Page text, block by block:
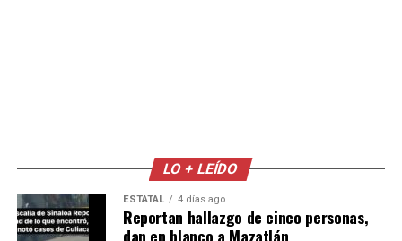
LO + LEÍDO
ESTATAL 4 días ago
Reportan hallazgo de cinco personas,
dan en blanco a Mazatlán